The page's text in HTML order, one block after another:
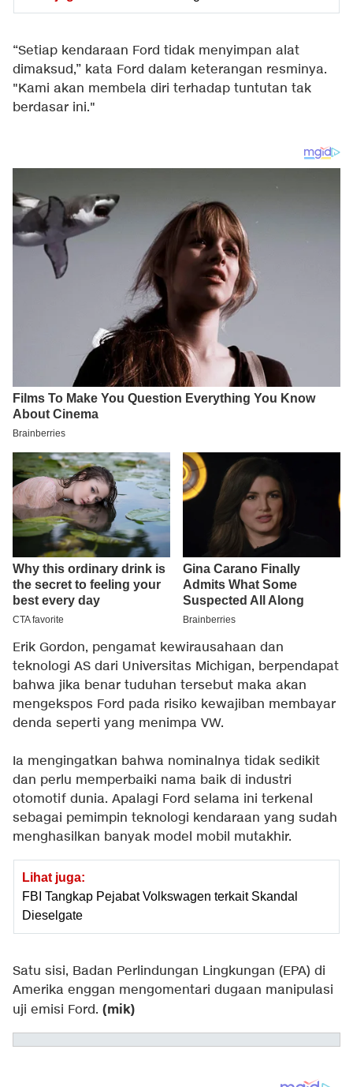
“Setiap kendaraan Ford tidak menyimpan alat
dimaksud,” kata Ford dalam keterangan resminya.
"Kami akan membela diri terhadap tuntutan tak
berdasar ini."
Erik Gordon, pengamat kewirausahaan dan
teknologi AS dari Universitas Michigan, berpendapat
bahwa jika benar tuduhan tersebut maka akan
mengekspos Ford pada risiko kewajiban membayar
denda seperti yang menimpa VW.
Ia mengingatkan bahwa nominalnya tidak sedikit
dan perlu memperbaiki nama baik di industri
otomotif dunia. Apalagi Ford selama ini terkenal
sebagai pemimpin teknologi kendaraan yang sudah
menghasilkan banyak model mobil mutakhir.
Lihat juga:
FBI Tangkap Pejabat Volkswagen terkait Skandal
Dieselgate
Satu sisi, Badan Perlindungan Lingkungan (EPA) di
Amerika enggan mengomentari dugaan manipulasi
uji emisi Ford. (mik)